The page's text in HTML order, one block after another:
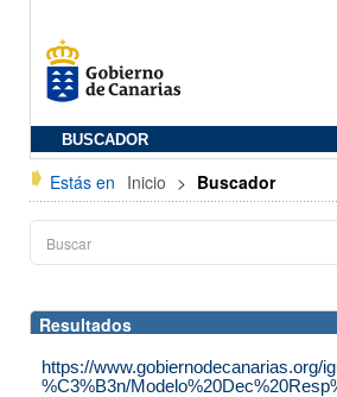
BUSCADOR
Estás en Inicio > Buscador
Resultados
https://www.gobiernodecanarias.org/
%C3%B3n/